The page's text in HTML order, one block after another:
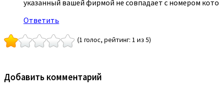
указанный вашей фирмой не совпадает с номером
Ответить
(1 голос, рейтинг: 1 из 5)
Добавить комментарий